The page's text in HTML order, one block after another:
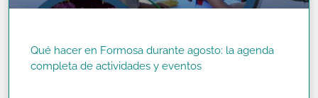
Qué hacer en Formosa durante agosto: la agenda
completa de actividades y eventos